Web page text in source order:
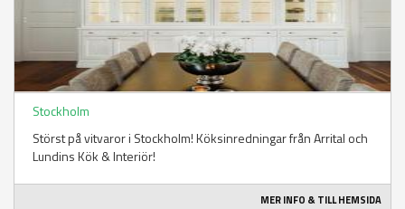
Stockholm
Störst på vitvaror i Stockholm! Köksinredningar från Arrital och
Lundins Kök & Interiör!
MER INFO & TILL HEMSIDA